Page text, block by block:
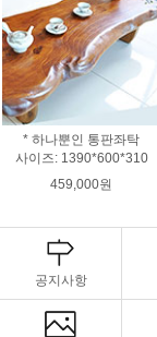
* 하나뿐인 통판좌탁
사이즈: 1390*600*310
459,000원
공지사항